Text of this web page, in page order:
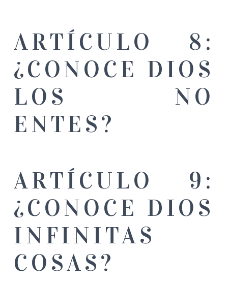
ARTÍCULO 8:
¿CONOCE DIOS
LOS NO
ENTES?
ARTÍCULO 9:
¿CONOCE DIOS
INFINITAS
COSAS?